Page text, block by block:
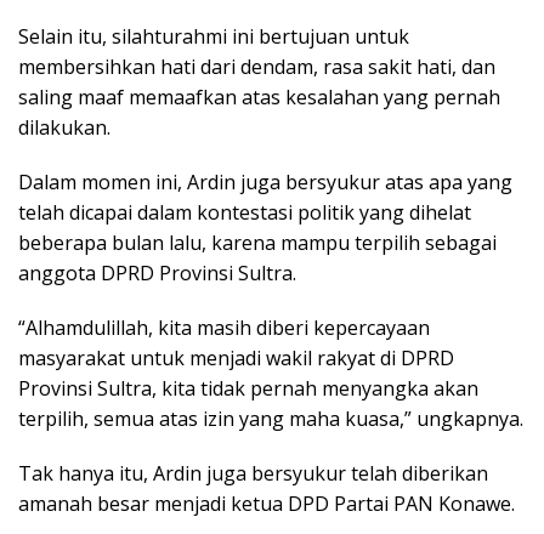
Selain itu, silahturahmi ini bertujuan untuk
membersihkan hati dari dendam, rasa sakit hati, dan
saling maaf memaafkan atas kesalahan yang pernah
dilakukan.
Dalam momen ini, Ardin juga bersyukur atas apa yang
telah dicapai dalam kontestasi politik yang dihelat
beberapa bulan lalu, karena mampu terpilih sebagai
anggota DPRD Provinsi Sultra.
“Alhamdulillah, kita masih diberi kepercayaan
masyarakat untuk menjadi wakil rakyat di DPRD
Provinsi Sultra, kita tidak pernah menyangka akan
terpilih, semua atas izin yang maha kuasa,” ungkapnya.
Tak hanya itu, Ardin juga bersyukur telah diberikan
amanah besar menjadi ketua DPD Partai PAN Konawe.